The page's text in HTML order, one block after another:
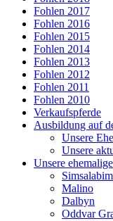
Fohlen 2017
Fohlen 2016
Fohlen 2015
Fohlen 2014
Fohlen 2013
Fohlen 2012
Fohlen 2011
Fohlen 2010
Verkaufspferde
Ausbildung auf
Unsere
Unsere
Unsere
Malino
Dalbyn
Oddvar